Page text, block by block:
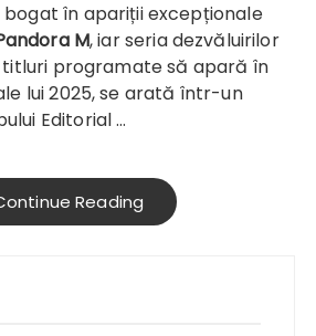
M, iar seria dezvăluirilor
programate să apară în
lui 2025, se arată într-un
Editorial …
Reading